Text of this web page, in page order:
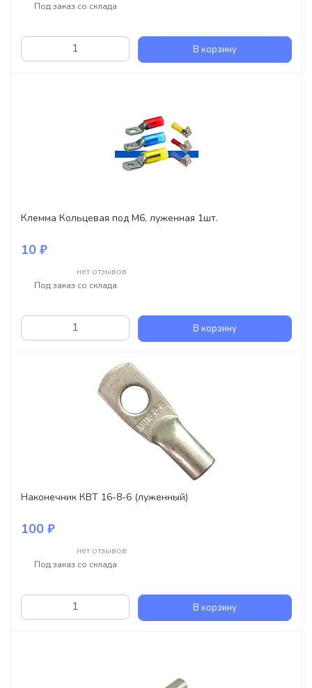
Под заказ со склада
В корзину
Клемма Кольцевая под M6, луженная 1шт.
10 ₽
нет отзывов
Под заказ со склада
В корзину
Наконечник КВТ 16-8-6 (луженный)
100 ₽
нет отзывов
Под заказ со склада
В корзину